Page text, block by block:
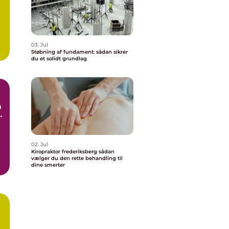
03. Jul
Støbning af fundament: sådan sikrer
du et solidt grundlag
02. Jul
Kiropraktor frederiksberg sådan
vælger du den rette behandling til
dine smerter